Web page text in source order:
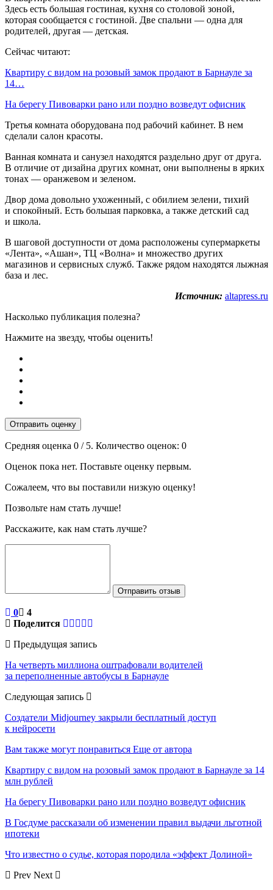
Здесь есть большая гостиная, кухня со столовой зоной,
которая сообщается с гостиной. Две спальни — одна для
родителей, другая — детская.
Сейчас читают:
Квартиру с видом на розовый замок продают в Барнауле за
14…
На берегу Пивоварки рано или поздно возведут офисник
Третья комната оборудована под рабочий кабинет. В нем
сделали салон красоты.
Ванная комната и санузел находятся раздельно друг от друга.
В отличие от дизайна других комнат, они выполнены в ярких
тонах — оранжевом и зеленом.
Двор дома довольно ухоженный, с обилием зелени, тихий
и спокойный. Есть большая парковка, а также детский сад
и школа.
В шаговой доступности от дома расположены супермаркеты
«Лента», «Ашан», ТЦ «Волна» и множество других
магазинов и сервисных служб. Также рядом находятся лыжная
база и лес.
Источник: altapress.ru
Насколько публикация полезна?
Нажмите на звезду, чтобы оценить!
Отправить оценку
Средняя оценка 0 / 5. Количество оценок: 0
Оценок пока нет. Поставьте оценку первым.
Сожалеем, что вы поставили низкую оценку!
Позвольте нам стать лучше!
Расскажите, как нам стать лучше?
Отправить отзыв
0
4
Поделится
Предыдущая запись
На четверть миллиона оштрафовали водителей
за переполненные автобусы в Барнауле
Следующая запись
Создатели Midjourney закрыли бесплатный доступ
к нейросети
Вам также могут понравиться Еще от автора
Квартиру с видом на розовый замок продают в Барнауле за 14
млн рублей
На берегу Пивоварки рано или поздно возведут офисник
В Госдуме рассказали об изменении правил выдачи льготной
ипотеки
Что известно о судье, которая породила «эффект Долиной»
Prev Next